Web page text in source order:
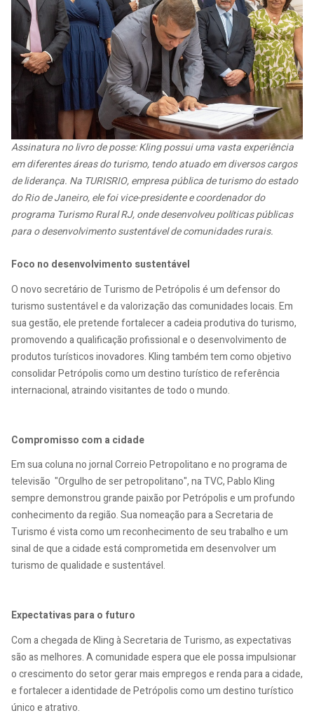
Assinatura no livro de posse: Kling possui uma vasta experiência
em diferentes áreas do turismo, tendo atuado em diversos cargos
de liderança. Na TURISRIO, empresa pública de turismo do estado
do Rio de Janeiro, ele foi vice-presidente e coordenador do
programa Turismo Rural RJ, onde desenvolveu políticas públicas
para o desenvolvimento sustentável de comunidades rurais.
Foco no desenvolvimento sustentável
O novo secretário de Turismo de Petrópolis é um defensor do
turismo sustentável e da valorização das comunidades locais. Em
sua gestão, ele pretende fortalecer a cadeia produtiva do turismo,
promovendo a qualificação profissional e o desenvolvimento de
produtos turísticos inovadores. Kling também tem como objetivo
consolidar Petrópolis como um destino turístico de referência
internacional, atraindo visitantes de todo o mundo.
Compromisso com a cidade
Em sua coluna no jornal Correio Petropolitano e no programa de
televisão "Orgulho de ser petropolitano", na TVC, Pablo Kling
sempre demonstrou grande paixão por Petrópolis e um profundo
conhecimento da região. Sua nomeação para a Secretaria de
Turismo é vista como um reconhecimento de seu trabalho e um
sinal de que a cidade está comprometida em desenvolver um
turismo de qualidade e sustentável.
Expectativas para o futuro
Com a chegada de Kling à Secretaria de Turismo, as expectativas
são as melhores. A comunidade espera que ele possa impulsionar
o crescimento do setor gerar mais empregos e renda para a cidade,
e fortalecer a identidade de Petrópolis como um destino turístico
único e atrativo.